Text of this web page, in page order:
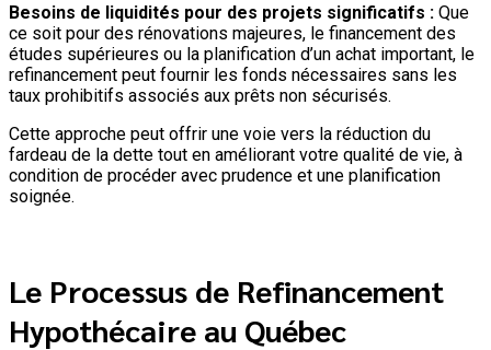
Besoins de liquidités pour des projets significatifs : Que
ce soit pour des rénovations majeures, le financement des
études supérieures ou la planification d’un achat important, le
refinancement peut fournir les fonds nécessaires sans les
taux prohibitifs associés aux prêts non sécurisés.
Cette approche peut offrir une voie vers la réduction du
fardeau de la dette tout en améliorant votre qualité de vie, à
condition de procéder avec prudence et une planification
soignée.
Le Processus de Refinancement
Hypothécaire au Québec